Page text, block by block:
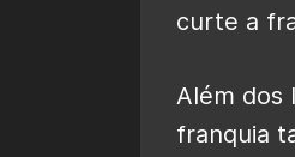
curte a
Além dos
franquia